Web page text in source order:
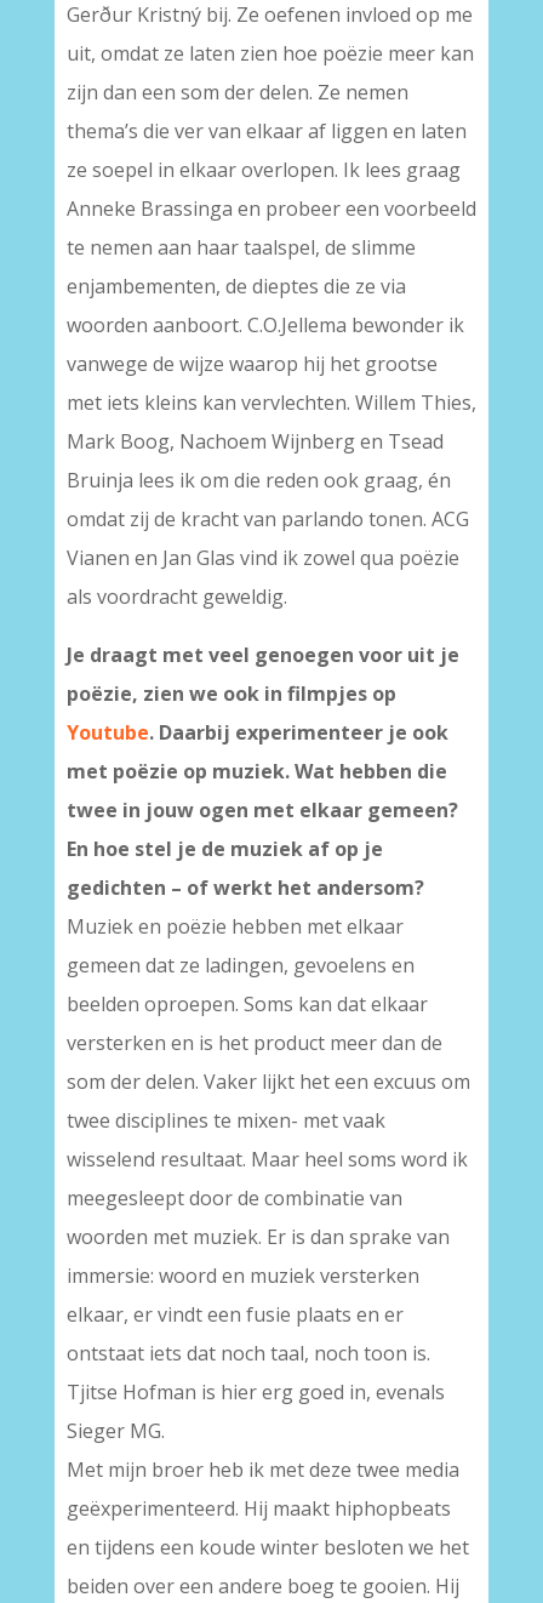
Gerður Kristný bij. Ze oefenen invloed op me
uit, omdat ze laten zien hoe poëzie meer kan
zijn dan een som der delen. Ze nemen
thema’s die ver van elkaar af liggen en laten
ze soepel in elkaar overlopen. Ik lees graag
Anneke Brassinga en probeer een voorbeeld
te nemen aan haar taalspel, de slimme
enjambementen, de dieptes die ze via
woorden aanboort. C.O.Jellema bewonder ik
vanwege de wijze waarop hij het grootse
met iets kleins kan vervlechten. Willem Thies,
Mark Boog, Nachoem Wijnberg en Tsead
Bruinja lees ik om die reden ook graag, én
omdat zij de kracht van parlando tonen. ACG
Vianen en Jan Glas vind ik zowel qua poëzie
als voordracht geweldig.
Je draagt met veel genoegen voor uit je
poëzie, zien we ook in filmpjes op
Youtube. Daarbij experimenteer je ook
met poëzie op muziek. Wat hebben die
twee in jouw ogen met elkaar gemeen?
En hoe stel je de muziek af op je
gedichten – of werkt het andersom?
Muziek en poëzie hebben met elkaar
gemeen dat ze ladingen, gevoelens en
beelden oproepen. Soms kan dat elkaar
versterken en is het product meer dan de
som der delen. Vaker lijkt het een excuus om
twee disciplines te mixen- met vaak
wisselend resultaat. Maar heel soms word ik
meegesleept door de combinatie van
woorden met muziek. Er is dan sprake van
immersie: woord en muziek versterken
elkaar, er vindt een fusie plaats en er
ontstaat iets dat noch taal, noch toon is.
Tjitse Hofman is hier erg goed in, evenals
Sieger MG.
Met mijn broer heb ik met deze twee media
geëxperimenteerd. Hij maakt hiphopbeats
en tijdens een koude winter besloten we het
beiden over een andere boeg te gooien. Hij